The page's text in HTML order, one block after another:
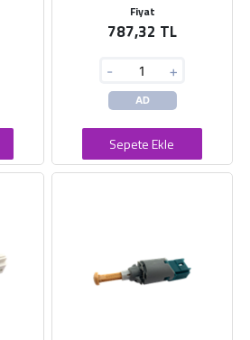
Fiyat
787,32 TL
- +
AD
Sepete Ekle